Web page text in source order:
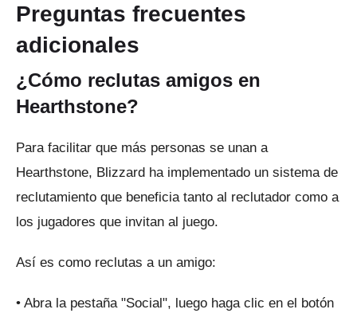
Preguntas frecuentes
adicionales
¿Cómo reclutas amigos en
Hearthstone?
Para facilitar que más personas se unan a
Hearthstone, Blizzard ha implementado un sistema de
reclutamiento que beneficia tanto al reclutador como a
los jugadores que invitan al juego.
Así es como reclutas a un amigo:
• Abra la pestaña "Social", luego haga clic en el botón